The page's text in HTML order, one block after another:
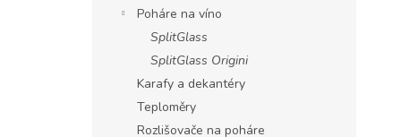
Poháre na víno
SplitGlass
SplitGlass Origini
Karafy a dekantéry
Teploměry
Rozlišovače na poháre